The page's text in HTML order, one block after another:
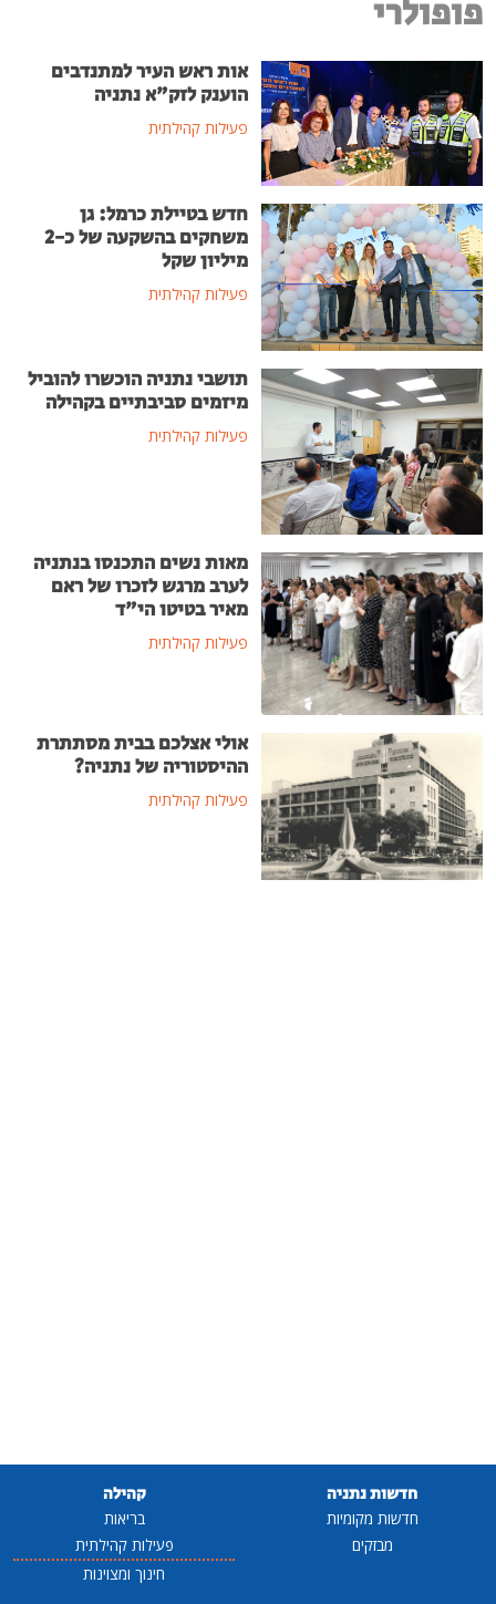
פופולרי
אות ראש העיר למתנדבים
הוענק לזק"א נתניה
פעילות קהילתית
חדש בטיילת כרמל: גן
משחקים בהשקעה של כ-2
מיליון שקל
פעילות קהילתית
תושבי נתניה הוכשרו להוביל
מיזמים סביבתיים בקהילה
פעילות קהילתית
מאות נשים התכנסו בנתניה
לערב מרגש לזכרו של ראם
מאיר בטיטו הי"ד
פעילות קהילתית
אולי אצלכם בבית מסתתרת
ההיסטוריה של נתניה?
פעילות קהילתית
חדשות נתניה
חדשות מקומיות
מבזקים
קהילה
בריאות
פעילות קהילתית
חינוך ומצוינות